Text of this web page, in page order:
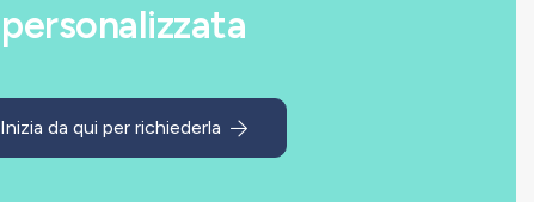
personalizzata
Inizia da qui per richiederla